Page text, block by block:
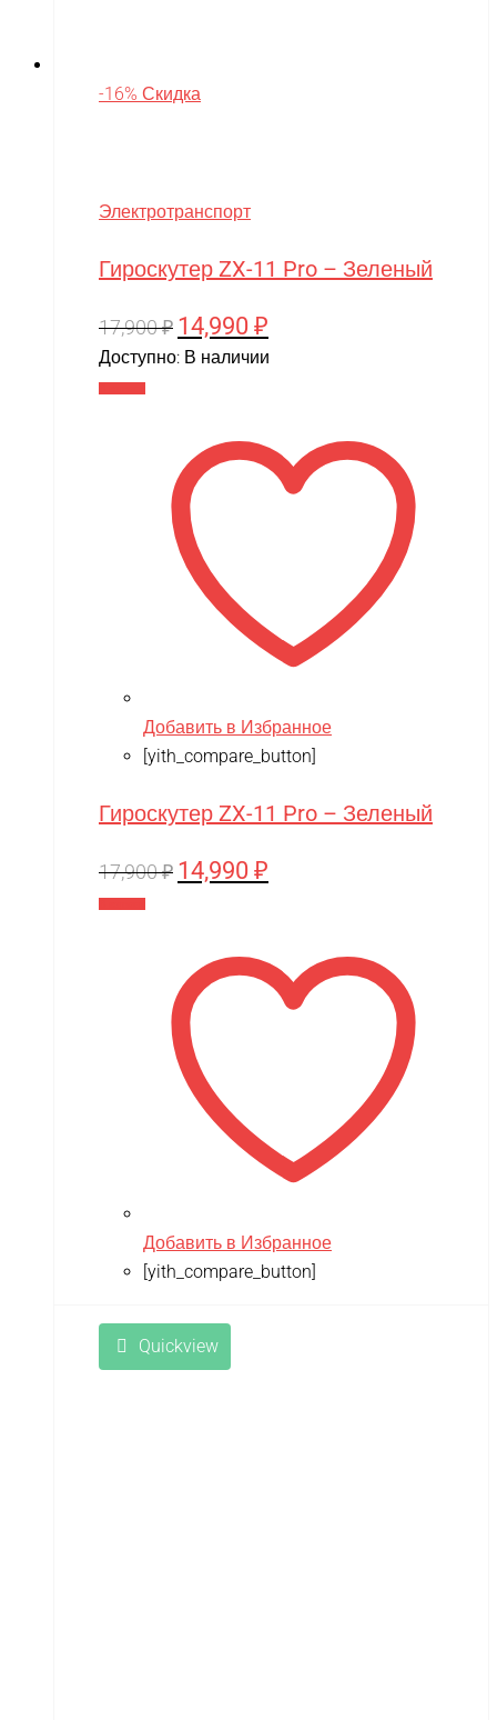
-16% Скидка
Электротранспорт
Гироскутер ZX-11 Pro – Зеленый
17,900₽ Первоначальная
цена
14,990 ₽
цена:
Доступно: В наличии
Добавить в Избранное
[yith_compare_button]
Гироскутер ZX-11 Pro – Зеленый
17,900₽ Первоначальная
17,900 ₽.
14,990 ₽
Добавить в Избранное
[yith_compare_button]
Quickview